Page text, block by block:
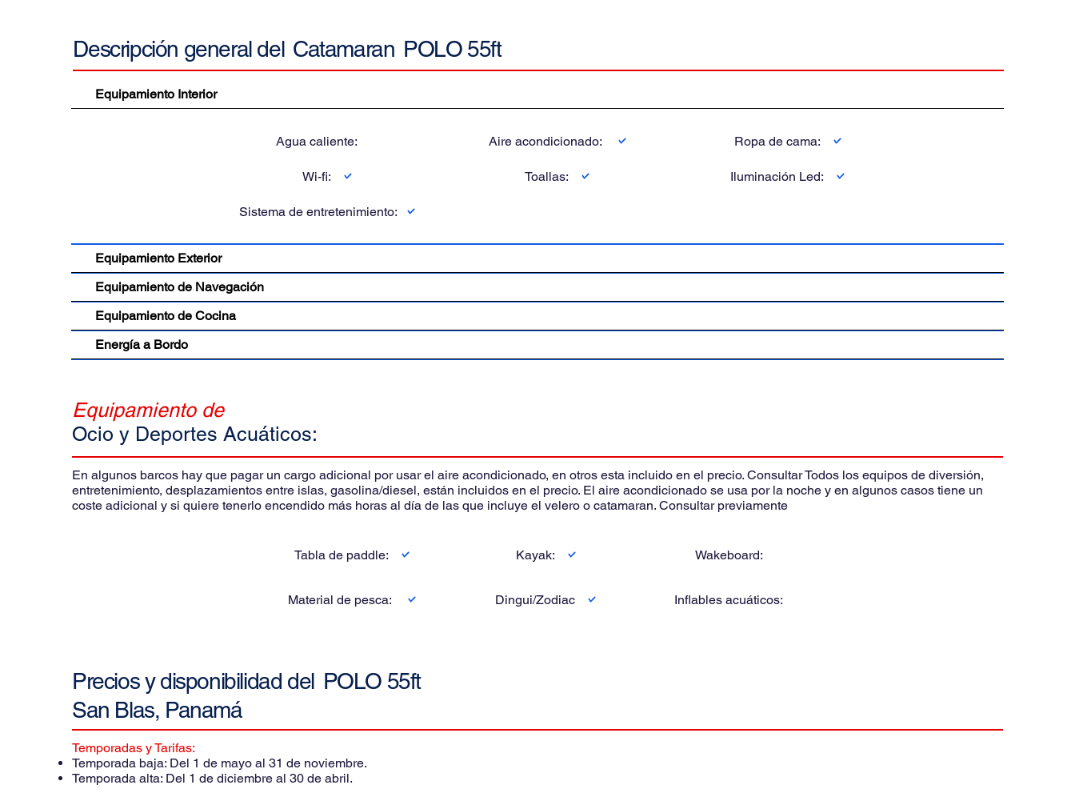
Descripción general del Catamaran POLO 55ft
Equipamiento Interior
Agua caliente:
Wi-fi:
Sistema de entretenimiento:
Aire acondicionado:
Toallas:
Ropa de cama:
Iluminación Led:
Equipamiento Exterior
Equipamiento de Navegación
Equipamiento de Cocina
Energía a Bordo
Equipamiento de
Ocio y Deportes Acuáticos:
En algunos barcos hay que pagar un cargo adicional por usar el aire acondicionado, en otros esta incluido en el precio. Consultar Todos los equipos de diversión,
entretenimiento, desplazamientos entre islas, gasolina/diesel, están incluidos en el precio. El aire acondicionado se usa por la noche y en algunos casos tiene un
coste adicional y si quiere tenerlo encendido más horas al día de las que incluye el velero o catamaran. Consultar previamente
Tabla de paddle:
Material de pesca:
Kayak:
Dingui/Zodiac
Wakeboard:
Inflables acuáticos:
Precios y disponibilidad del POLO 55ft
San Blas, Panamá
Temporadas y Tarifas:
Temporada baja: Del 1 de mayo al 31 de noviembre.
Temporada alta: Del 1 de diciembre al 30 de abril.